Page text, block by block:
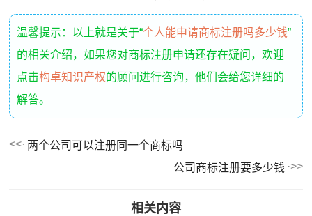
温馨提示：以上就是关于“个人能申请商标注册吗多少钱”
的相关介绍，如果您对商标注册申请还存在疑问，欢迎
点击构卓知识产权的顾问进行咨询，他们会给您详细的
解答。
两个公司可以注册同一个商标吗
公司商标注册要多少钱
相关内容